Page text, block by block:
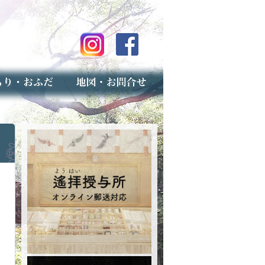
ご案内
げ（古いお守りのお取り扱い）
マップ
用フォーム（事前受付）